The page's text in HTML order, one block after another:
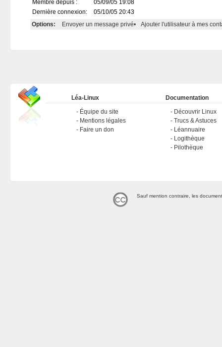
Membre depuis :
05/09/05 19:08
Dernière connexion:
05/10/05 20:43
Options:
Envoyer un message privé• Ajouter l'utilisateur à mes
Léa-Linux
Équipe du site
Mentions légales
Faire un don
Documentation
Découvrir Linux
Trucs & Astuces
Léannuaire
Logithèque
Pilothèque
Sauf mention contraire, les